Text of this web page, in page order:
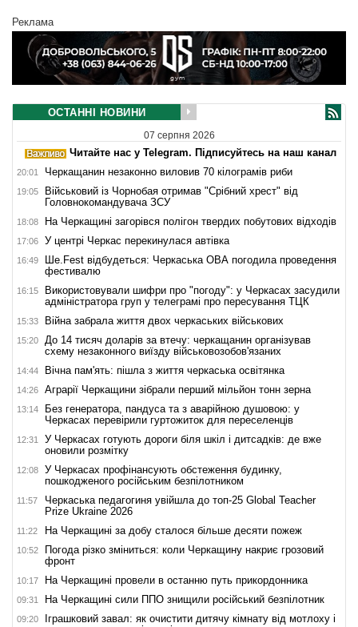
Реклама
ОСТАННІ НОВИНИ
07 серпня 2026
Читайте нас у Telegram. Підписуйтесь на наш канал
20:01 Черкащанин незаконно виловив 70 кілограмів риби
19:05
Військовий із Чорнобая отримав "Срібний хрест" від
Головнокомандувача ЗСУ
18:08 На Черкащині загорівся полігон твердих побутових відходів
17:06 У центрі Черкас перекинулася автівка
16:49
Ше.Fest відбудеться: Черкаська ОВА погодила проведення
фестивалю
16:15
Використовували шифри про "погоду": у Черкасах засудили
адміністратора груп у телеграмі про пересування ТЦК
15:33 Війна забрала життя двох черкаських військових
15:20
До 14 тисяч доларів за втечу: черкащанин організував
схему незаконного виїзду військовозобов'язаних
14:44 Вічна пам'ять: пішла з життя черкаська освітянка
14:26 Аграрії Черкащини зібрали перший мільйон тонн зерна
13:14
Без генератора, пандуса та з аварійною душовою: у
Черкасах перевірили гуртожиток для переселенців
12:31
У Черкасах готують дороги біля шкіл і дитсадків: де вже
оновили розмітку
12:08
У Черкасах профінансують обстеження будинку,
пошкодженого російським безпілотником
11:57
Черкаська педагогиня увійшла до топ-25 Global Teacher
Prize Ukraine 2026
11:22 На Черкащині за добу сталося більше десяти пожеж
10:52
Погода різко зміниться: коли Черкащину накриє грозовий
фронт
10:17 На Черкащині провели в останню путь прикордонника
09:31 На Черкащині сили ППО знищили російський безпілотник
09:20
Іграшковий завал: як очистити дитячу кімнату від мотлоху і